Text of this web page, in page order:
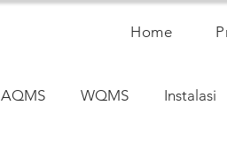
Home
AQMS WQMS Instalasi